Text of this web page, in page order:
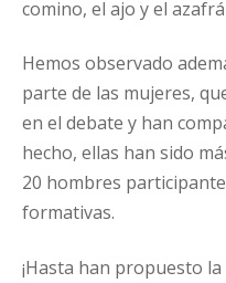
comino, el ajo y el
Hemos observado
parte de las mujeres,
en el debate y han
hecho, ellas han sido
20 hombres
formativas.
¡Hasta han propuesto